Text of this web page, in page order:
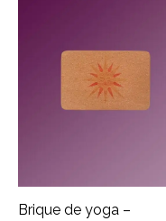
Brique de yoga –